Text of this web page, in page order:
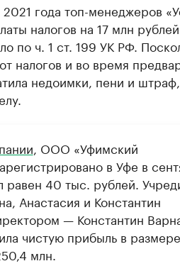
года топ-менеджеров
налогов на 17 млн
по ч. 1 ст. 199 УК РФ.
налогов и во время
недоимки, пени и
, ООО «Уфимский
в Уфе в
равен 40 тыс. рублей.
Анастасия и Константин
— Константин
чистую прибыль в
млн.